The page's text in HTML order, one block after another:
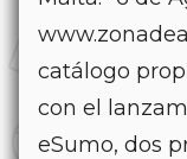
catálogo
con el
eSumo, dos